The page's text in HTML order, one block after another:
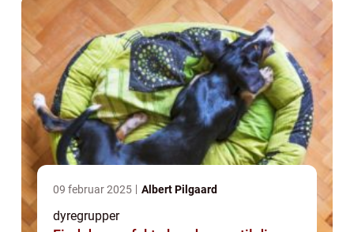
09 februar 2025 Albert Pilgaard
dyregrupper